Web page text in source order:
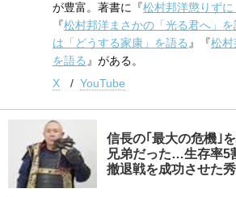
が豊富。著書に『松村邦洋懲りず
『松村邦洋まさかの「光る君へ」を
は「どうする家康」を語る 』『松村
を語る 』がある。
X
YouTube
信長の｢最大の危機｣
兄弟だった…生存率5
撤退戦を成功させた